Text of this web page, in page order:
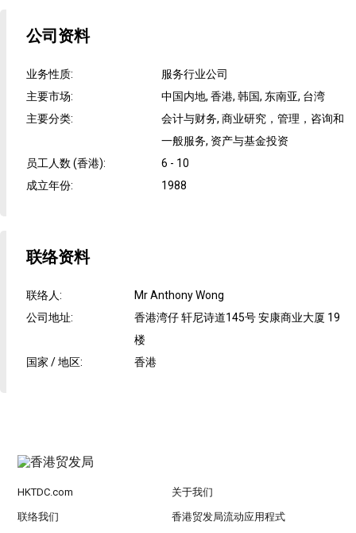
公司资料
业务性质:
服务行业公司
主要市场:
中国内地, 香港, 韩国, 东南亚, 台湾
主要分类:
会计与财务, 商业研究，管理，咨询和
一般服务, 资产与基金投资
员工人数 (香港):
6 - 10
成立年份: 1988
联络资料
联络人:
Mr Anthony Wong
公司地址:
香港湾仔 轩尼诗道145号 安康商业大厦 19
楼
国家 / 地区: 香港
HKTDC.com 关于我们
联络我们 香港贸发局流动应用程式